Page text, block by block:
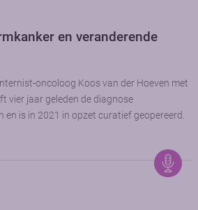
en veranderende
oncoloog Koos van der Hoeven met
vier jaar geleden de diagnose
en is in 2021 in opzet curatief geopereerd.